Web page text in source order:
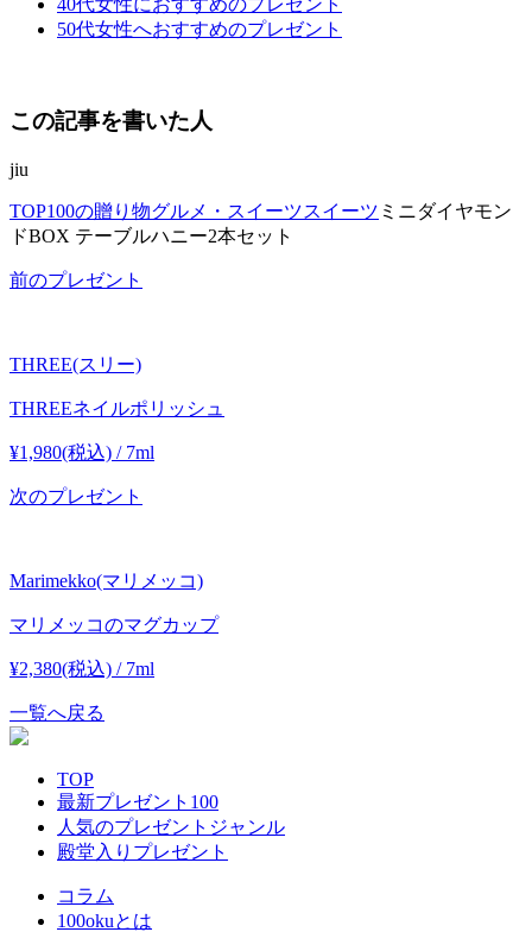
40代女性におすすめのプレゼント
50代女性へおすすめのプレゼント
この記事を書いた人
jiu
TOP100の贈り物グルメ・スイーツスイーツ ミニダイヤモン
ドBOX テーブルハニー2本セット
前のプレゼント
THREE(スリー)
THREEネイルポリッシュ
¥1,980(税込) / 7ml
次のプレゼント
Marimekko(マリメッコ)
マリメッコのマグカップ
¥2,380(税込) / 7ml
一覧へ戻る
TOP
最新プレゼント100
人気のプレゼントジャンル
殿堂入りプレゼント
コラム
100okuとは